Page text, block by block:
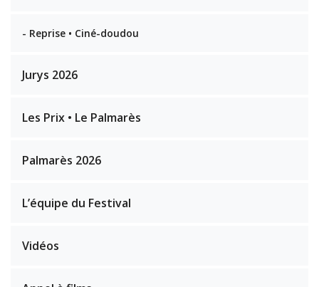
- Reprise • Ciné-doudou
Jurys 2026
Les Prix • Le Palmarès
Palmarès 2026
L’équipe du Festival
Vidéos